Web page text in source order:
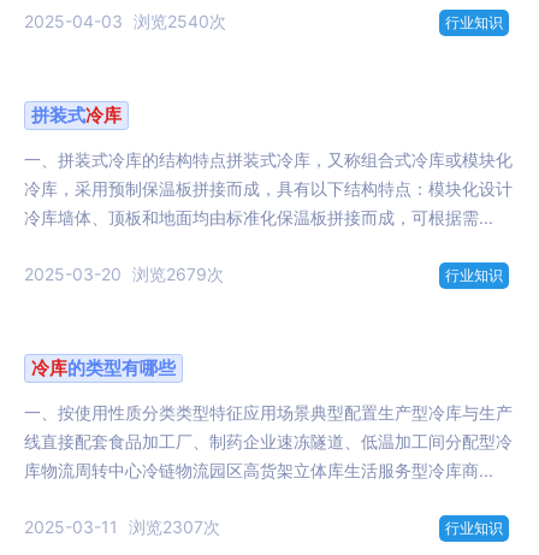
2025-04-03 浏览2540次 行业知识
拼装式冷库
一、拼装式冷库的结构特点拼装式冷库，又称组合式冷库或模块化
冷库，采用预制保温板拼接而成，具有以下结构特点：模块化设计
冷库墙体、顶板和地面均由标准化保温板拼接而成，可根据需...
2025-03-20 浏览2679次 行业知识
冷库的类型有哪些
一、按使用性质分类类型特征应用场景典型配置生产型冷库与生产
线直接配套食品加工厂、制药企业速冻隧道、低温加工间分配型冷
库物流周转中心冷链物流园区高货架立体库生活服务型冷库商...
2025-03-11 浏览2307次 行业知识